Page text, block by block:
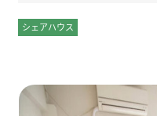
シェアハウス